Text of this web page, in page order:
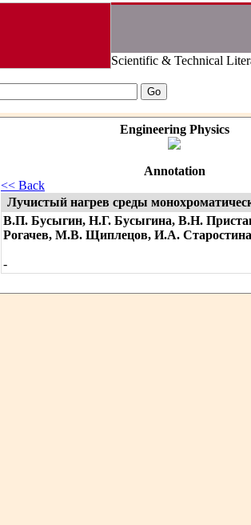
Scientific & Technical
Engineering Physics
Annotation
<< Back
Лучистый нагрев среды
В.П. Бусыгин, Н.Г. Бусыгина, В.Н.
Рогачев, М.В. Щиплецов, И.А. Старостина
-